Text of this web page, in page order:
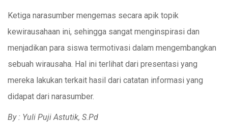
Ketiga narasumber mengemas secara apik topik
kewirausahaan ini, sehingga sangat menginspirasi dan
menjadikan para siswa termotivasi dalam mengembangkan
sebuah wirausaha. Hal ini terlihat dari presentasi yang
mereka lakukan terkait hasil dari catatan informasi yang
didapat dari narasumber.
By : Yuli Puji Astutik, S.Pd